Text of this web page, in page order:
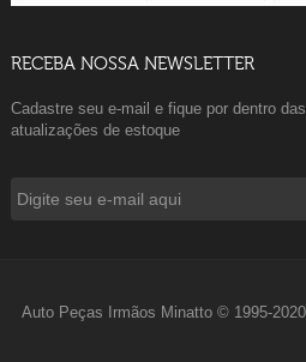
RECEBA NOSSA NEWSLETTER
Cadastre seu e-mail e fique por dentro
atualizações de estoque
Auto Peças Irmãos Minatto © 1995-